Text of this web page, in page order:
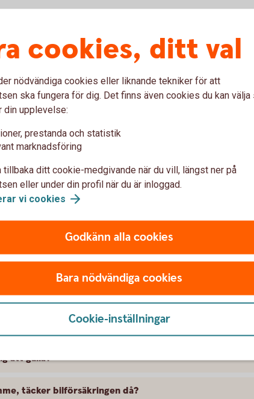
som ägs av Folksam) som är vår
Tre Kronor Försäkring AB är
är försäkringsförmedlare.
bilförsäkringen vi erbjuder kan
Toyota
på försäkringarna?
att gälla?
täcker bilförsäkringen då?
cookies, ditt val
nödvändiga cookies eller liknande tekniker för att
ska fungera för dig. Det finns även cookies du kan välja
din upplevelse:
prestanda och statistik
marknadsföring
tillbaka ditt cookie-medgivande när du vill, längst ner på
eller under din profil när du är inloggad.
vi cookies
Godkänn alla cookies
Bara nödvändiga cookies
Cookie-inställningar